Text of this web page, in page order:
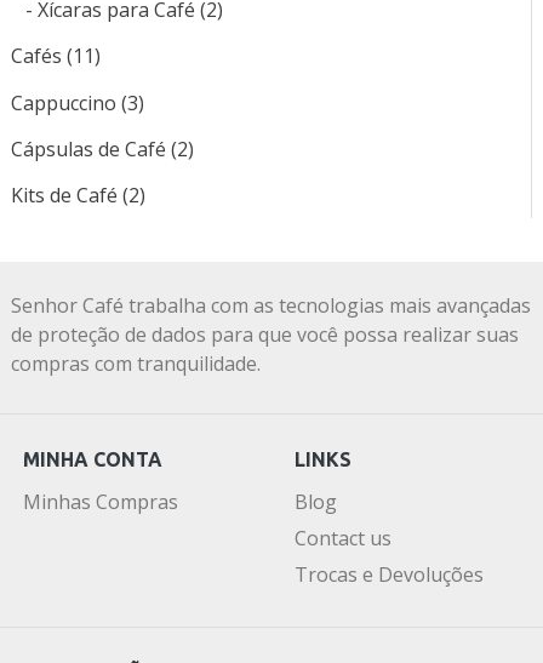
- Xícaras para Café (2)
Cafés (11)
Cappuccino (3)
Cápsulas de Café (2)
Kits de Café (2)
Senhor Café trabalha com as tecnologias mais avançadas
de proteção de dados para que você possa realizar suas
compras com tranquilidade.
MINHA CONTA
Minhas Compras
LINKS
Blog
Contact us
Trocas e Devoluções